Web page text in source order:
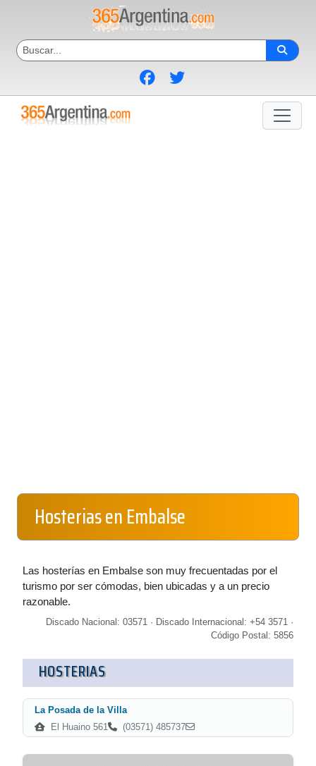
Hosterias en Embalse
Las hosterías en Embalse son muy frecuentadas por el
turismo por ser cómodas, bien ubicadas y a un precio
razonable.
Discado Nacional: 03571 · Discado Internacional: +54 3571 ·
Código Postal: 5856
HOSTERIAS
La Posada de la Villa
El Huaino 561
(03571) 485737